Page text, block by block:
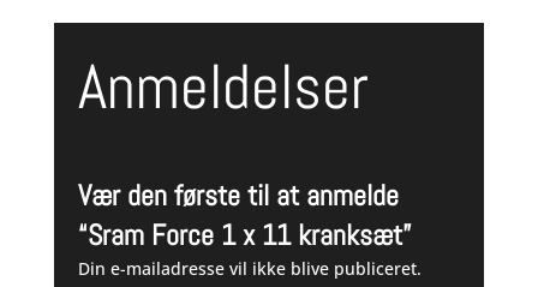
Anmeldelser
Vær den første til at anmelde
“Sram Force 1 x 11 kranksæt”
Din e-mailadresse vil ikke blive publiceret.